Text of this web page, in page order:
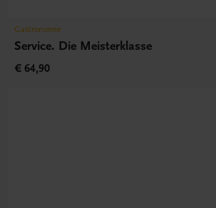
Gastronomie
Service. Die Meisterklasse
€ 64,90